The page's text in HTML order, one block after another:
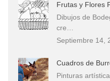
Frutas y Flores
Dibujos de
cre…
Septiembre 14,
Cuadros de
Pinturas